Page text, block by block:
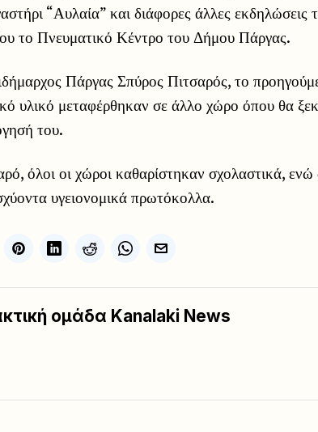
“Αυλαία” και διάφορες άλλες εκδηλώσεις
το Πνευματικό Κέντρο του Δήμου Πάργας.
Πάργας Σπύρος Πιτσαρός, το
υλικό μεταφέρθηκαν σε άλλο χώρο όπου θα
του.
όλοι οι χώροι καθαρίστηκαν σχολαστικά, ενώ
υγειονομικά πρωτόκολλα.
ομάδα Kanalaki News